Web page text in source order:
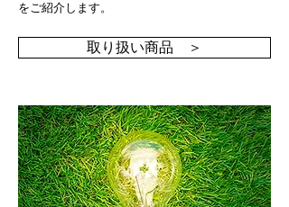
をご紹介します。
取り扱い商品 ＞